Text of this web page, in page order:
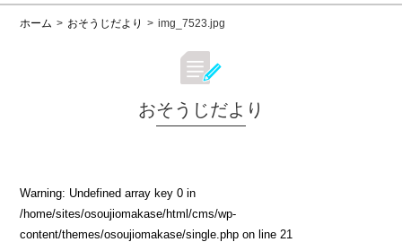
ホーム > おそうじだより > img_7523.jpg
おそうじだより
Warning: Undefined array key 0 in
/home/sites/osoujiomakase/html/cms/wp-
content/themes/osoujiomakase/single.php on line 21